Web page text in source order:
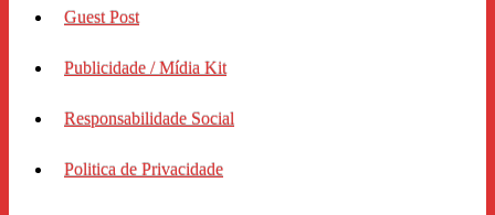
Guest Post
Publicidade / Mídia Kit
Responsabilidade Social
Politica de Privacidade